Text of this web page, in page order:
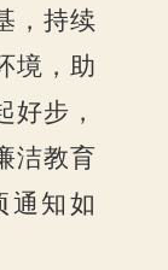
，持续
境，助
好步，
洁教育
通知如